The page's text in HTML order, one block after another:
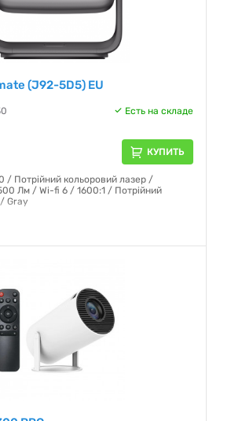
(J92-5D5) EU
Есть на складе
КУПИТЬ
/ Потрійний кольоровий лазер /
Лм / Wi-fi 6 / 1600:1 / Потрійний
Gray